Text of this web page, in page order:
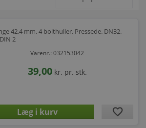
42,4 mm. 4 bolthuller. Pressede. DN32.
2
Varenr.: 032153042
39,00 kr. pr. stk.
favorite